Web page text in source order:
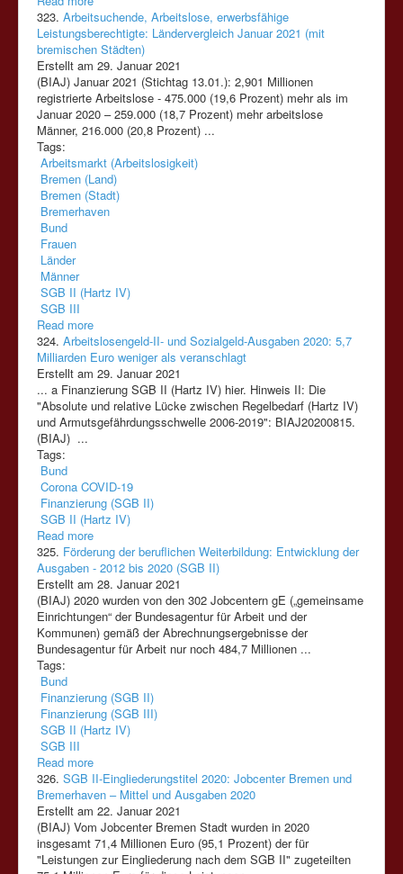
323. Arbeitsuchende, Arbeitslose, erwerbsfähige
Leistungsberechtigte: Ländervergleich Januar 2021 (mit
bremischen Städten)
Erstellt am 29. Januar 2021
(BIAJ) Januar 2021 (Stichtag 13.01.): 2,901 Millionen
registrierte Arbeitslose - 475.000 (19,6 Prozent) mehr als im
Januar 2020 – 259.000 (18,7 Prozent) mehr arbeitslose
Männer, 216.000 (20,8 Prozent) ...
Tags:
Arbeitsmarkt (Arbeitslosigkeit)
Bremen (Land)
Bremen (Stadt)
Bremerhaven
Bund
Frauen
Länder
Männer
SGB II (Hartz IV)
SGB III
Read more
324. Arbeitslosengeld-II- und Sozialgeld-Ausgaben 2020: 5,7
Milliarden Euro weniger als veranschlagt
Erstellt am 29. Januar 2021
... a Finanzierung SGB II (Hartz IV) hier. Hinweis II: Die
"Absolute und relative Lücke zwischen Regelbedarf (Hartz IV)
und Armutsgefährdungsschwelle 2006-2019": BIAJ20200815.
(BIAJ) ...
Tags:
Bund
Corona COVID-19
Finanzierung (SGB II)
SGB II (Hartz IV)
Read more
325. Förderung der beruflichen Weiterbildung: Entwicklung der
Ausgaben - 2012 bis 2020 (SGB II)
Erstellt am 28. Januar 2021
(BIAJ) 2020 wurden von den 302 Jobcentern gE („gemeinsame
Einrichtungen“ der Bundesagentur für Arbeit und der
Kommunen) gemäß der Abrechnungsergebnisse der
Bundesagentur für Arbeit nur noch 484,7 Millionen ...
Tags:
Bund
Finanzierung (SGB II)
Finanzierung (SGB III)
SGB II (Hartz IV)
SGB III
Read more
326. SGB II-Eingliederungstitel 2020: Jobcenter Bremen und
Bremerhaven – Mittel und Ausgaben 2020
Erstellt am 22. Januar 2021
(BIAJ) Vom Jobcenter Bremen Stadt wurden in 2020
insgesamt 71,4 Millionen Euro (95,1 Prozent) der für
"Leistungen zur Eingliederung nach dem SGB II" zugeteilten